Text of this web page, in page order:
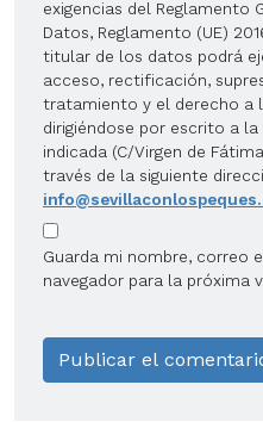
exigencias del Reglamento
Datos, Reglamento (UE)
titular de los datos podrá
acceso, rectificación,
tratamiento y el derecho a
dirigiéndose por escrito a
indicada (C/Virgen de
través de la siguiente
Guarda mi nombre, correo
navegador para la próxima